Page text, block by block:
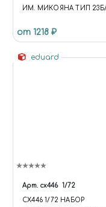
ИМ. МИКОЯНА ТИП
от 1218 ₽
eduard
Арт. cx446 1/72
CX446 1/72 НАБОР